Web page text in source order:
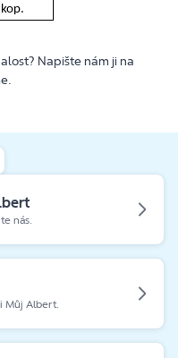
kop.
Napište nám ji na
nás.
Můj Albert.